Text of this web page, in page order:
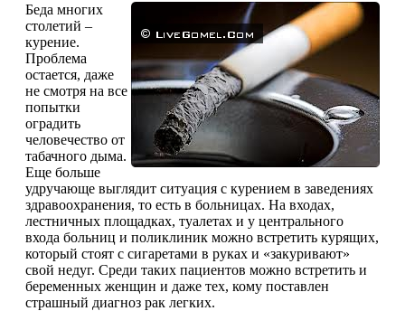
Беда многих
столетий –
курение.
Проблема
остается, даже
не смотря на все
попытки
оградить
человечество от
табачного дыма.
Еще больше
удручающе выглядит ситуация с курением в заведениях
здравоохранения, то есть в больницах. На входах,
лестничных площадках, туалетах и у центрального
входа больниц и поликлиник можно встретить курящих,
который стоят с сигаретами в руках и «закуривают»
свой недуг. Среди таких пациентов можно встретить и
беременных женщин и даже тех, кому поставлен
страшный диагноз рак легких.